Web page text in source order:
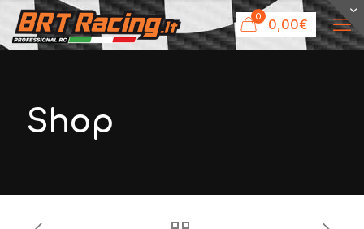
0 0,00€
Shop